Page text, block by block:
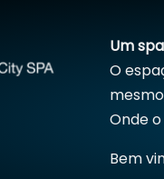
Um
O
Onde
Bem